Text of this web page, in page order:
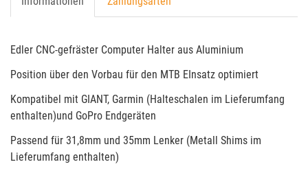
Edler CNC-gefräster Computer Halter aus Aluminium
Position über den Vorbau für den MTB EInsatz optimiert
Kompatibel mit GIANT, Garmin (Halteschalen im Lieferumfang
enthalten)und GoPro Endgeräten
Passend für 31,8mm und 35mm Lenker (Metall Shims im
Lieferumfang enthalten)